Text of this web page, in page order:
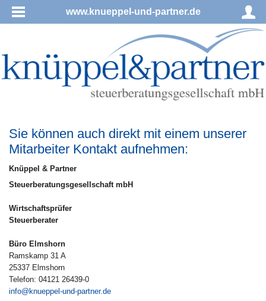
www.knueppel-und-partner.de
Sie können auch direkt mit einem unserer
Mitarbeiter Kontakt aufnehmen:
Knüppel & Partner
Steuerberatungsgesellschaft mbH
Wirtschaftsprüfer
Steuerberater
Büro Elmshorn
Ramskamp 31 A
25337 Elmshorn
Telefon: 04121 26439-0
info@knueppel-und-partner.de